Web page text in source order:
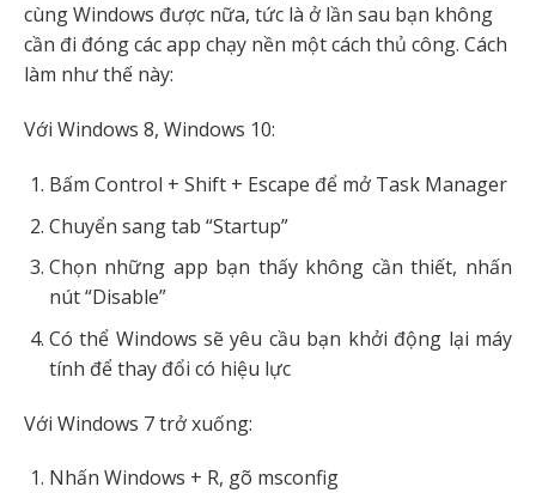
cùng Windows được nữa, tức là ở lần sau bạn không
cần đi đóng các app chạy nền một cách thủ công. Cách
làm như thế này:
Với Windows 8, Windows 10:
Bấm Control + Shift + Escape để mở Task Manager
Chuyển sang tab “Startup”
Chọn những app bạn thấy không cần thiết, nhấn
nút “Disable”
Có thể Windows sẽ yêu cầu bạn khởi động lại máy
tính để thay đổi có hiệu lực
Với Windows 7 trở xuống:
Nhấn Windows + R, gõ msconfig